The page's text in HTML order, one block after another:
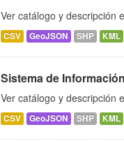
Ver catálogo y descripción
CSV GeoJSON SHP KML
Sistema de
Ver catálogo y descripción
CSV GeoJSON SHP KML